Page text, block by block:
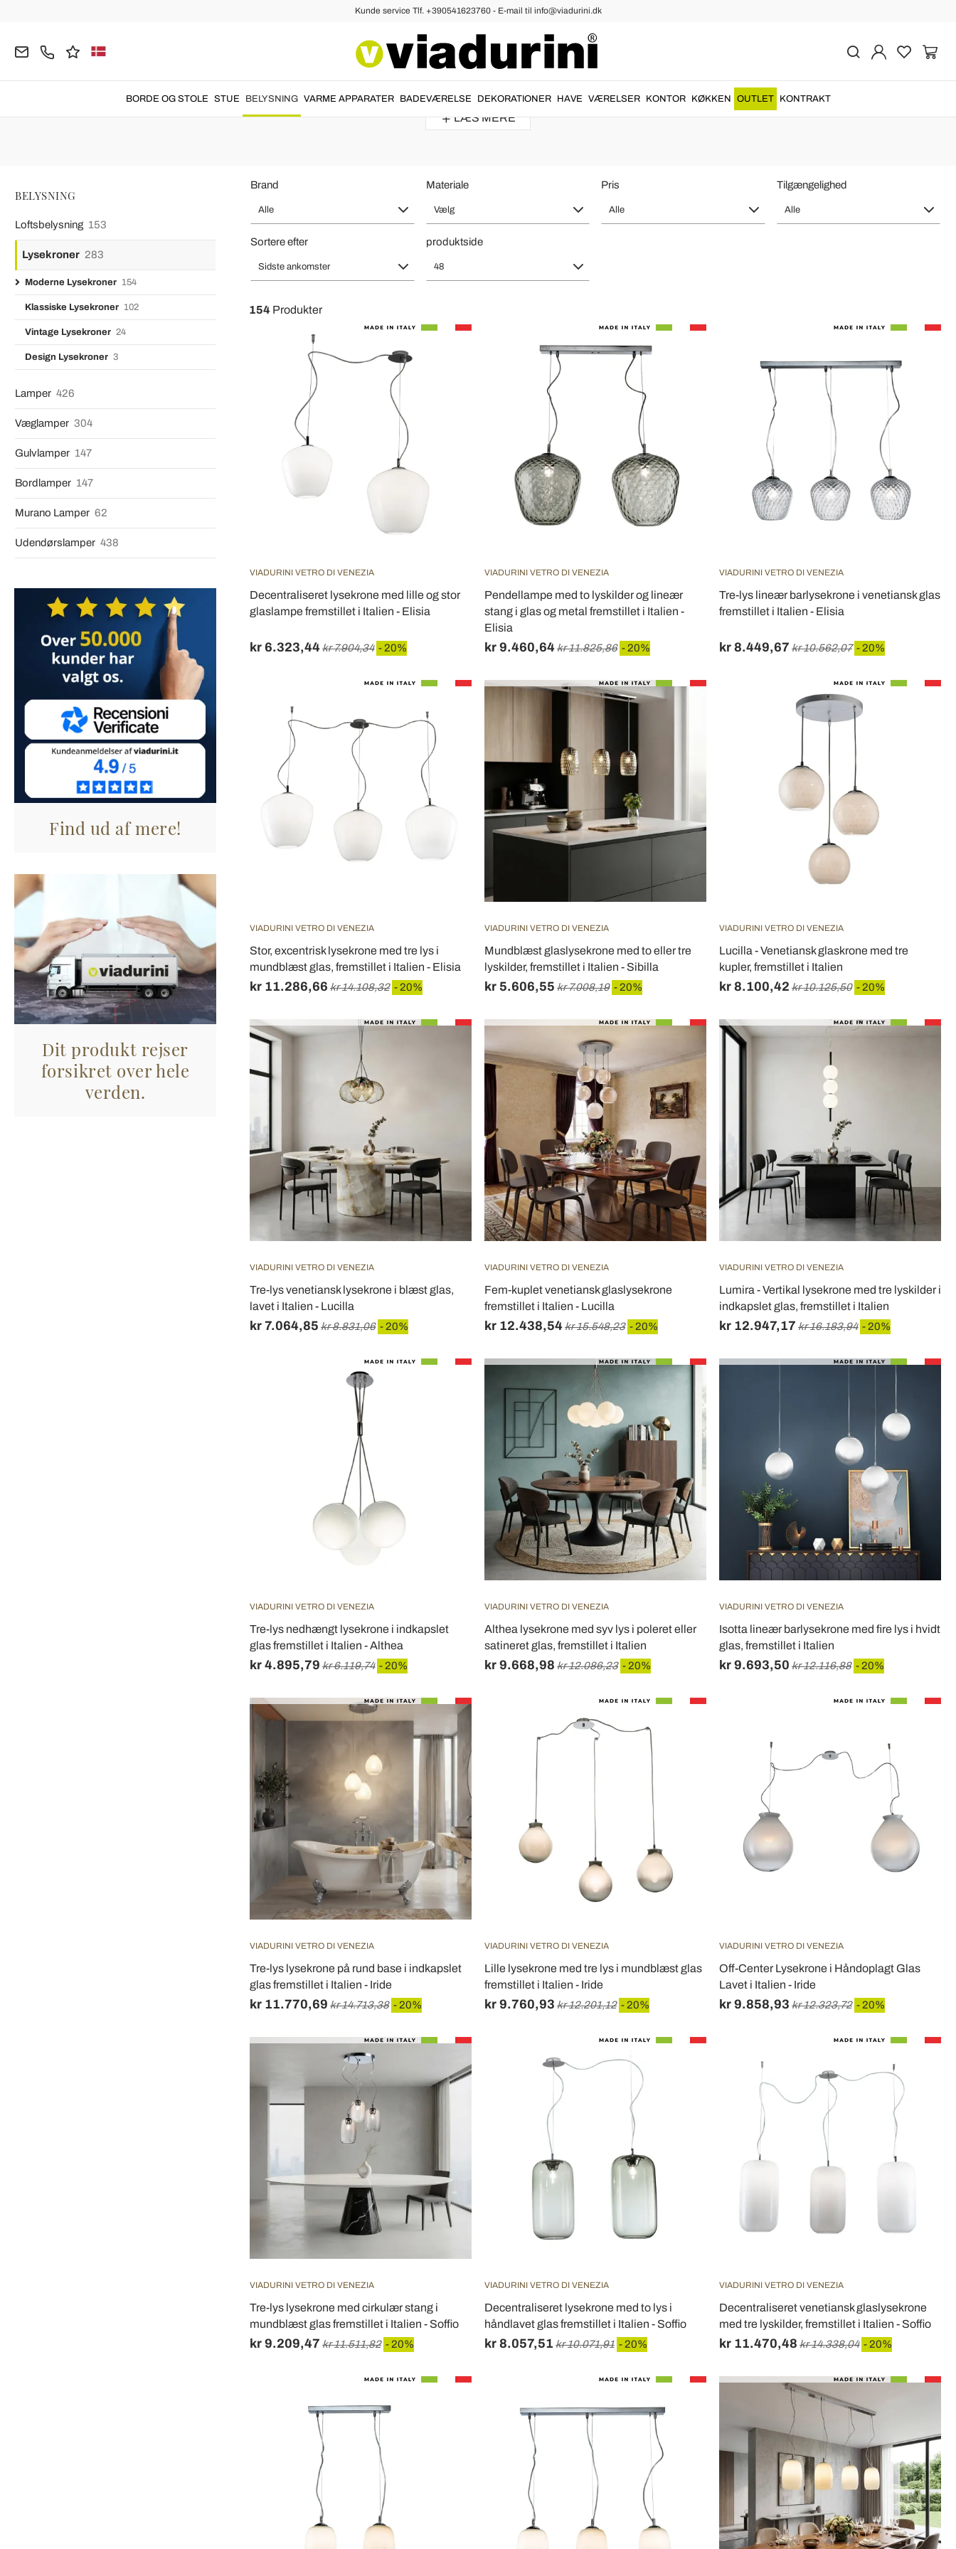
Kunde service Tlf. +390541623760 - E-mail til info@viadurini.dk
BORDE OG STOLE STUE BELYSNING VARME APPARATER BADEVÆRELSE DEKORATIONER HAVE VÆRELSER KONTOR KØKKEN OUTLET KONTRAKT
Moderne Lysekrone til Stuen - Made in Italy
lavet med materialer af høj kvaliteti Italien
LÆS MERE
BELYSNING
Loftsbelysning 153
Lysekroner 283
Moderne Lysekroner 154
Klassiske Lysekroner 102
Vintage Lysekroner 24
Design Lysekroner 3
Lamper 426
Væglamper 304
Gulvlamper 147
Bordlamper 147
Murano Lamper 62
Udendørslamper 438
Find ud af mere!
Dit produkt rejser
forsikret over hele
verden.
Brand
Alle
Materiale
Vælg
Pris
Alle
Tilgængelighed
Alle
Sortere efter
Sidste ankomster
produktside
48
154 Produkter
VIADURINI VETRO DI VENEZIA
Decentraliseret lysekrone med lille og stor
glaslampe fremstillet i Italien - Elisia
kr 6.323,44kr 7.904,34 - 20%
VIADURINI VETRO DI VENEZIA
Pendellampe med to lyskilder og lineær
stang i glas og metal fremstillet i Italien -
Elisia
kr 9.460,64kr 11.825,86 - 20%
VIADURINI VETRO DI VENEZIA
Tre-lys lineær barlysekrone i venetiansk glas
fremstillet i Italien - Elisia
kr 8.449,67 kr 10.562,07 - 20%
VIADURINI VETRO DI VENEZIA
Stor, excentrisk lysekrone med tre lys i
mundblæst glas, fremstillet i Italien - Elisia
kr 11.286,66 kr 14.108,32 - 20%
VIADURINI VETRO DI VENEZIA
Mundblæst glaslysekrone med to eller tre
lyskilder, fremstillet i Italien - Sibilla
kr 5.606,55 kr 7.008,19 - 20%
VIADURINI VETRO DI VENEZIA
Lucilla - Venetiansk glaskrone med tre
kupler, fremstillet i Italien
kr 8.100,42 kr 10.125,50 - 20%
VIADURINI VETRO DI VENEZIA
Tre-lys venetiansk lysekrone i blæst glas,
lavet i Italien - Lucilla
kr 7.064,85 kr 8.831,06 - 20%
VIADURINI VETRO DI VENEZIA
Fem-kuplet venetiansk glaslysekrone
fremstillet i Italien - Lucilla
kr 12.438,54kr 15.548,23 - 20%
VIADURINI VETRO DI VENEZIA
Lumira - Vertikal lysekrone med tre lyskilder i
indkapslet glas, fremstillet i Italien
kr 12.947,17 kr 16.183,94 - 20%
VIADURINI VETRO DI VENEZIA
Tre-lys nedhængt lysekrone i indkapslet
glas fremstillet i Italien - Althea
kr 4.895,79 kr 6.119,74 - 20%
VIADURINI VETRO DI VENEZIA
Althea lysekrone med syv lys i poleret eller
satineret glas, fremstillet i Italien
kr 9.668,98 kr 12.086,23 - 20%
VIADURINI VETRO DI VENEZIA
Isotta lineær barlysekrone med fire lys i hvidt
glas, fremstillet i Italien
kr 9.693,50 kr 12.116,88 - 20%
VIADURINI VETRO DI VENEZIA
Tre-lys lysekrone på rund base i indkapslet
glas fremstillet i Italien - Iride
kr 11.770,69 kr 14.713,38 - 20%
VIADURINI VETRO DI VENEZIA
Lille lysekrone med tre lys i mundblæst glas
fremstillet i Italien - Iride
kr 9.760,93 kr 12.201,12 - 20%
VIADURINI VETRO DI VENEZIA
Off-Center Lysekrone i Håndoplagt Glas
Lavet i Italien - Iride
kr 9.858,93 kr 12.323,72 - 20%
VIADURINI VETRO DI VENEZIA
Tre-lys lysekrone med cirkulær stang i
mundblæst glas fremstillet i Italien - Soffio
kr 9.209,47 kr 11.511,82 - 20%
VIADURINI VETRO DI VENEZIA
Decentraliseret lysekrone med to lys i
håndlavet glas fremstillet i Italien - Soffio
kr 8.057,51 kr 10.071,91 - 20%
VIADURINI VETRO DI VENEZIA
Decentraliseret venetiansk glaslysekrone
med tre lyskilder, fremstillet i Italien - Soffio
kr 11.470,48 kr 14.338,04 - 20%